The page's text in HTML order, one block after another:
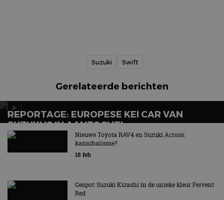
Suzuki Swift
Gerelateerde berichten
REPORTAGE: EUROPESE KEI CAR VAN
SUZUKI IS IN AANTOCHT!
Vormt kei-car de oplossing voor Europa?
Nieuwe Toyota RAV4 en Suzuki Across:
kannibalisme?
18 feb
Gespot: Suzuki Kizashi in de unieke kleur Fervent
Red